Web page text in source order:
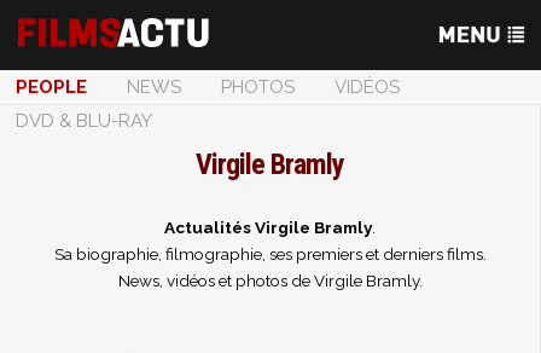
PEOPLE NEWS PHOTOS
VIDÉOS
DVD & BLU-RAY
Virgile Bramly
Actualités Virgile Bramly.
Sa biographie, filmographie, ses premiers et derniers films.
News, vidéos et photos de Virgile Bramly.